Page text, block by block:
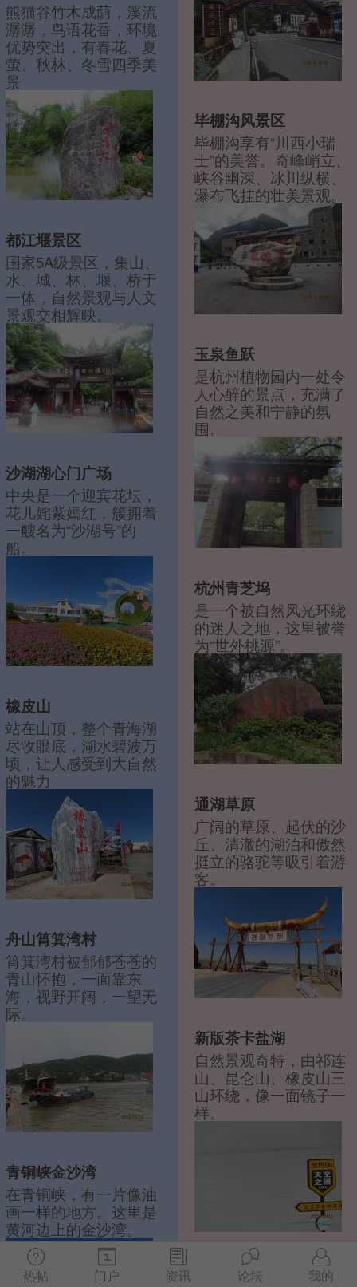
熊猫谷竹木成荫，溪流
潺潺，鸟语花香，环境
优势突出，有春花、夏
萤、秋林、冬雪四季美
景
都江堰景区
国家5A级景区，集山、
水、城、林、堰、桥于
一体，自然景观与人文
景观交相辉映。
沙湖湖心门广场
中央是一个迎宾花坛，
花儿姹紫嫣红，簇拥着
一艘名为“沙湖号”的
船。
橡皮山
站在山顶，整个青海湖
尽收眼底，湖水碧波万
顷，让人感受到大自然
的魅力
舟山筲箕湾村
筲箕湾村被郁郁苍苍的
青山怀抱，一面靠东
海，视野开阔，一望无
际。
青铜峡金沙湾
在青铜峡，有一片像油
画一样的地方。这里是
黄河边上的金沙湾。
毕棚沟风景区
毕棚沟享有“川西小瑞
士”的美誉。奇峰峭立、
峡谷幽深、冰川纵横、
瀑布飞挂的壮美景观。
玉泉鱼跃
是杭州植物园内一处令
人心醉的景点，充满了
自然之美和宁静的氛
围。
杭州青芝坞
是一个被自然风光环绕
的迷人之地，这里被誉
为“世外桃源”。
通湖草原
广阔的草原、起伏的沙
丘、清澈的湖泊和傲然
挺立的骆驼等吸引着游
客。
新版茶卡盐湖
自然景观奇特，由祁连
山、昆仑山、橡皮山三
山环绕，像一面镜子一
样。
西安华清宫
热帖 门户 资讯 论坛 我的